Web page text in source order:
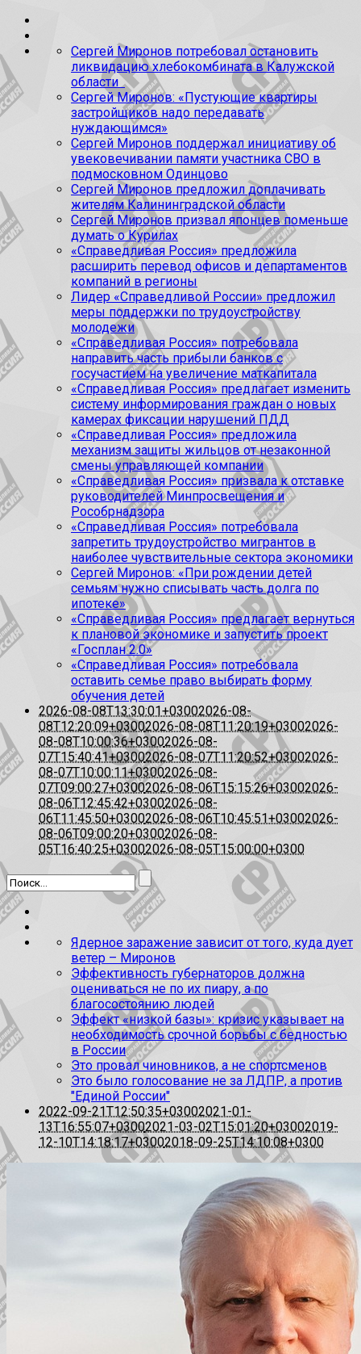
Сергей Миронов потребовал остановить
ликвидацию хлебокомбината в Калужской
области
Сергей Миронов: «Пустующие квартиры
застройщиков надо передавать
нуждающимся»
Сергей Миронов поддержал инициативу об
увековечивании памяти участника СВО в
подмосковном Одинцово
Сергей Миронов предложил доплачивать
жителям Калининградской области
Сергей Миронов призвал японцев поменьше
думать о Курилах
«Справедливая Россия» предложила
расширить перевод офисов и департаментов
компаний в регионы
Лидер «Справедливой России» предложил
меры поддержки по трудоустройству
молодежи
«Справедливая Россия» потребовала
направить часть прибыли банков с
госучастием на увеличение маткапитала
«Справедливая Россия» предлагает изменить
систему информирования граждан о новых
камерах фиксации нарушений ПДД
«Справедливая Россия» предложила
механизм защиты жильцов от незаконной
смены управляющей компании
«Справедливая Россия» призвала к отставке
руководителей Минпросвещения и
Рособрнадзора
«Справедливая Россия» потребовала
запретить трудоустройство мигрантов в
наиболее чувствительные сектора экономики
Сергей Миронов: «При рождении детей
семьям нужно списывать часть долга по
ипотеке»
«Справедливая Россия» предлагает вернуться
к плановой экономике и запустить проект
«Госплан 2.0»
«Справедливая Россия» потребовала
оставить семье право выбирать форму
обучения детей
2026-08-08T13:30:01+03002026-08-
08T12:20:09+03002026-08-08T11:20:19+03002026-
08-08T10:00:36+03002026-08-
07T15:40:41+03002026-08-07T11:20:52+03002026-
08-07T10:00:11+03002026-08-
07T09:00:27+03002026-08-06T15:15:26+03002026-
08-06T12:45:42+03002026-08-
06T11:45:50+03002026-08-06T10:45:51+03002026-
08-06T09:00:20+03002026-08-
05T16:40:25+03002026-08-05T15:00:00+0300
Ядерное заражение зависит от того, куда дует
ветер – Миронов
Эффективность губернаторов должна
оцениваться не по их пиару, а по
благосостоянию людей
Эффект «низкой базы»: кризис указывает на
необходимость срочной борьбы с бедностью
в России
Это провал чиновников, а не спортсменов
Это было голосование не за ЛДПР, а против
"Единой России"
2022-09-21T12:50:35+03002021-01-
13T16:55:07+03002021-03-02T15:01:20+03002019-
12-10T14:18:17+03002018-09-25T14:10:08+0300